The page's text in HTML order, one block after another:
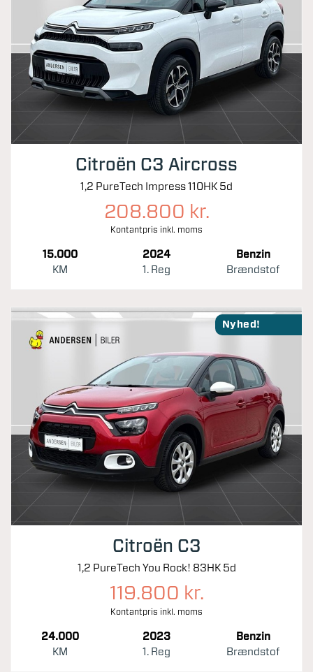
Citroën C3 Aircross
1,2 PureTech Impress 110HK 5d
208.800 kr.
Kontantpris inkl. moms
15.000
KM
2024
1. Reg
Benzin
Brændstof
Nyhed!
Citroën C3
1,2 PureTech You Rock! 83HK 5d
119.800 kr.
Kontantpris inkl. moms
24.000
KM
2023
1. Reg
Benzin
Brændstof